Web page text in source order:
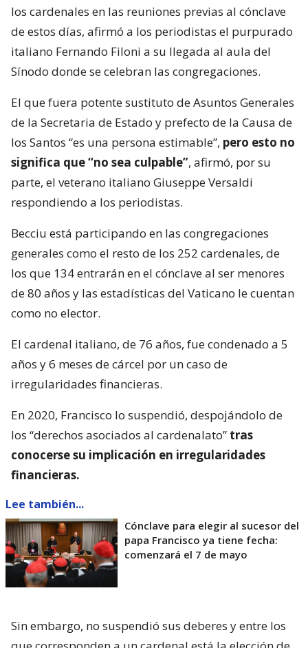
los cardenales en las reuniones previas al cónclave
de estos días, afirmó a los periodistas el purpurado
italiano Fernando Filoni a su llegada al aula del
Sínodo donde se celebran las congregaciones.
El que fuera potente sustituto de Asuntos Generales
de la Secretaria de Estado y prefecto de la Causa de
los Santos “es una persona estimable”, pero esto no
significa que “no sea culpable”, afirmó, por su
parte, el veterano italiano Giuseppe Versaldi
respondiendo a los periodistas.
Becciu está participando en las congregaciones
generales como el resto de los 252 cardenales, de
los que 134 entrarán en el cónclave al ser menores
de 80 años y las estadísticas del Vaticano le cuentan
como no elector.
El cardenal italiano, de 76 años, fue condenado a 5
años y 6 meses de cárcel por un caso de
irregularidades financieras.
En 2020, Francisco lo suspendió, despojándolo de
los “derechos asociados al cardenalato” tras
conocerse su implicación en irregularidades
financieras.
Lee también...
Cónclave para elegir al sucesor del
papa Francisco ya tiene fecha:
comenzará el 7 de mayo
Sin embargo, no suspendió sus deberes y entre los